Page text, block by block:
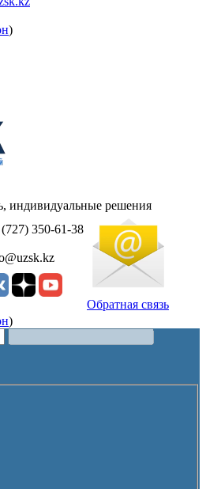
)
индивидуальные решения
350-61-38
Обратная связь
)